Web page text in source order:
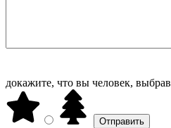
докажите, что вы человек, выбрав